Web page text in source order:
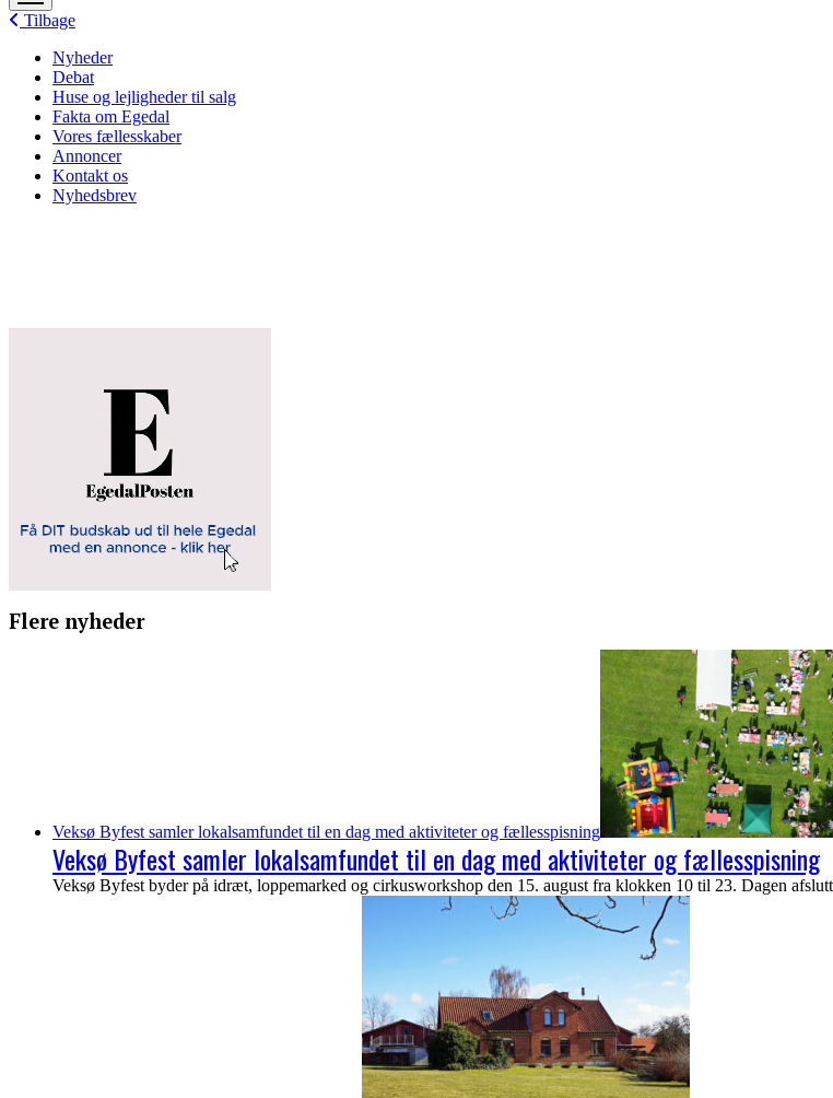
menu
Tilbage
Nyheder
Debat
Huse og lejligheder til salg
Fakta om Egedal
Vores fællesskaber
Annoncer
Kontakt os
Nyhedsbrev
Flere nyheder
Veksø Byfest samler lokalsamfundet til en dag med aktiviteter og fællesspisning
Veksø Byfest samler lokalsamfundet til en dag med aktiviteter og fællesspisning
Veksø Byfest byder på idræt, loppemarked og cirkusworkshop den 15. august fra klokken 10 til 23. Dagen